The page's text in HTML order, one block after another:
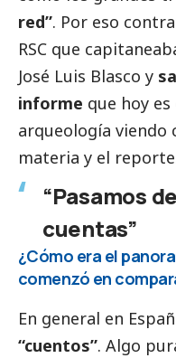
red”. Por eso
RSC que
José Luis Blasco y
informe que hoy
arqueología viendo
materia y el
“Pasamos
cuentas”
¿Cómo era el
comenzó en
En general en
“cuentos”. Algo